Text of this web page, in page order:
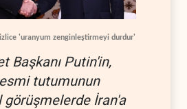
'uranyum zenginleştirmeyi durdur'
Başkanı Putin'in,
tutumunun
görüşmelerde İran'a